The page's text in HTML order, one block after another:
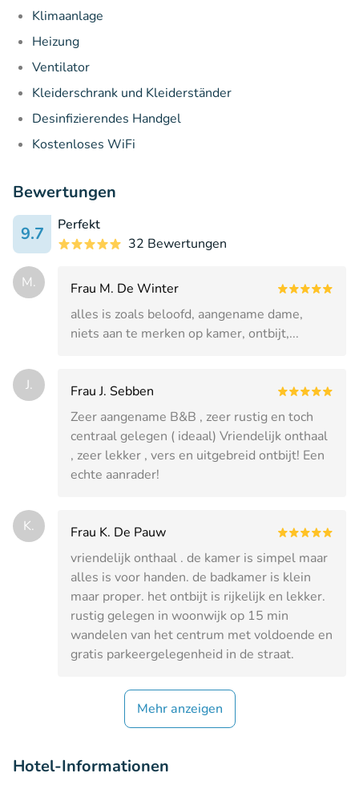
Klimaanlage
Heizung
Ventilator
Kleiderschrank und Kleiderständer
Desinfizierendes Handgel
Kostenloses WiFi
Bewertungen
9.7
Perfekt
32 Bewertungen
M.
Frau M. De Winter
alles is zoals beloofd, aangename dame,
niets aan te merken op kamer, ontbijt,...
J.
Frau J. Sebben
Zeer aangename B&B , zeer rustig en toch
centraal gelegen ( ideaal) Vriendelijk onthaal
, zeer lekker , vers en uitgebreid ontbijt! Een
echte aanrader!
K.
Frau K. De Pauw
vriendelijk onthaal . de kamer is simpel maar
alles is voor handen. de badkamer is klein
maar proper. het ontbijt is rijkelijk en lekker.
rustig gelegen in woonwijk op 15 min
wandelen van het centrum met voldoende en
gratis parkeergelegenheid in de straat.
Mehr anzeigen
Hotel-Informationen